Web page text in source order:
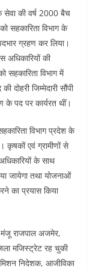
की वर्ष 2000 बैच
सहकारिता विभाग के
ग्रहण कर लिया।
अधिकारियों की
सहकारिता विभाग में
दोहरी जिम्मेदारी सौंपी
पद पर कार्यरत थीं।
विभाग प्रदेश के
कृषकों एवं ग्रामीणों से
के साथ
जायेगा तथा योजनाओं
का प्रयास किया
मंजू राजपाल अजमेर,
मजिस्ट्रेट रह चुकी
निदेशक, आजीविका